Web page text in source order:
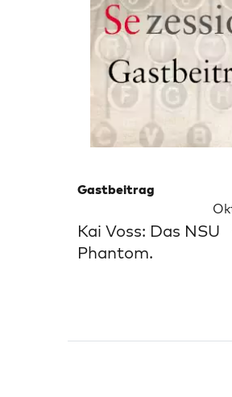
Gastbeitrag
Kai Voss: Das NSU
Phantom.